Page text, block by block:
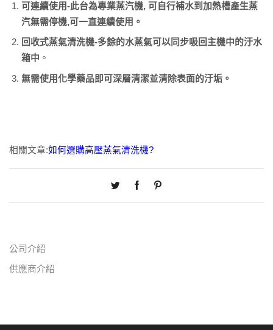
可連續使用-此台為專業蒸汽機, 可自行補水到加熱槽產生蒸
汽無需停機,可一直連續使用。
回收式蒸氣清洗機-多餘的水蒸氣可以同步吸回主機中的汙水
箱中 。
無需使用化學藥品即可深層清潔並清除表面的汙垢。
相關文章:如何選購高壓蒸氣清洗機?
公司介紹
供應商介紹